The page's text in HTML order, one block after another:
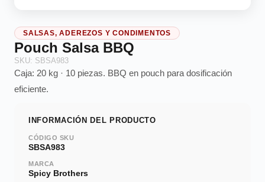
SALSAS, ADEREZOS Y CONDIMENTOS
Pouch Salsa BBQ
SKU: SBSA983
Caja: 20 kg · 10 piezas. BBQ en pouch para dosificación
eficiente.
INFORMACIÓN DEL PRODUCTO
CÓDIGO SKU
SBSA983
MARCA
Spicy Brothers